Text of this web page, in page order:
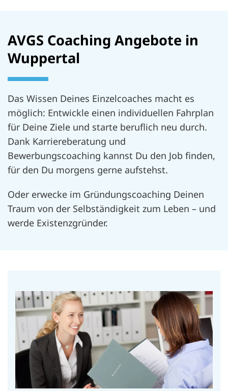
AVGS Coaching Angebote in
Wuppertal
Das Wissen Deines Einzelcoaches macht es
möglich: Entwickle einen individuellen Fahrplan
für Deine Ziele und starte beruflich neu durch.
Dank Karriereberatung und
Bewerbungscoaching kannst Du den Job finden,
für den Du morgens gerne aufstehst.
Oder erwecke im Gründungscoaching Deinen
Traum von der Selbständigkeit zum Leben – und
werde Existenzgründer.